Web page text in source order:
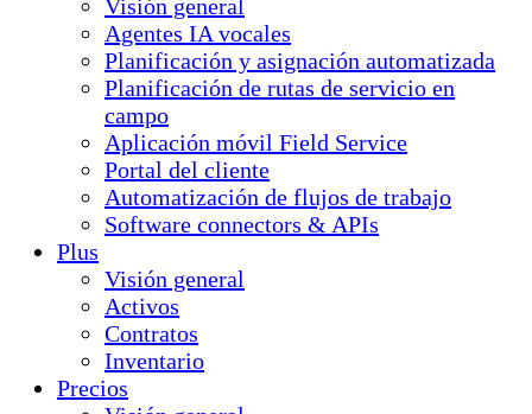
Visión general
Agentes IA vocales
Planificación y asignación automatizada
Planificación de rutas de servicio en
campo
Aplicación móvil Field Service
Portal del cliente
Automatización de flujos de trabajo
Software connectors & APIs
Plus
Visión general
Activos
Contratos
Inventario
Precios